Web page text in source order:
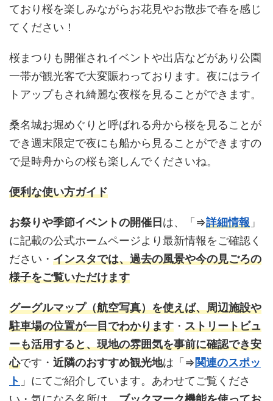
ており桜を楽しみながらお花見やお散歩で春を感じ
てください！
桜まつりも開催されイベントや出店などがあり公園
一帯が観光客で大変賑わっております。夜にはライ
トアップもされ綺麗な夜桜を見ることができます。
桑名城お堀めぐりと呼ばれる舟から桜を見ることが
でき週末限定で夜にも船から見ることができますの
で是時舟からの桜も楽しんでくださいね。
便利な使い方ガイド
お祭りや季節イベントの開催日 は、「⇒詳細情報 」
に記載の公式ホームページより最新情報をご確認く
ださい・ インスタでは、過去の風景や今の見ごろの
様子をご覧いただけます
グーグルマップ（航空写真）を使えば、周辺施設や
駐車場の位置が一目でわかります ・ ストリートビュ
ーも活用すると、現地の雰囲気を事前に確認でき安
心です・ 近隣のおすすめ観光地は「⇒関連のスポッ
ト 」にてご紹介しています。あわせてご覧くださ